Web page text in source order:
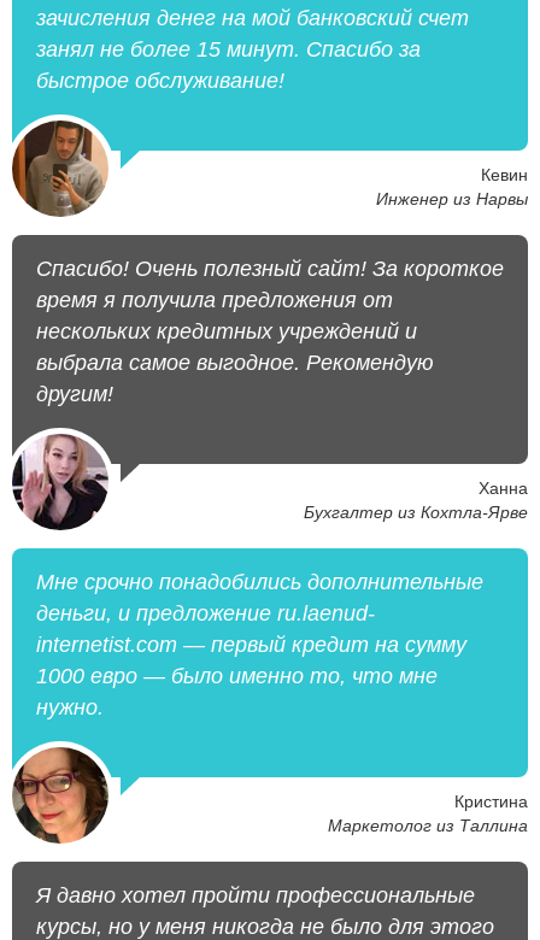
зачисления денег на мой банковский счет
занял не более 15 минут. Спасибо за
быстрое обслуживание!
Кевин
Инженер из Нарвы
Спасибо! Очень полезный сайт! За короткое
время я получила предложения от
нескольких кредитных учреждений и
выбрала самое выгодное. Рекомендую
другим!
Ханна
Бухгалтер из Кохтла-Ярве
Мне срочно понадобились дополнительные
деньги, и предложение ru.laenud-
internetist.com — первый кредит на сумму
1000 евро — было именно то, что мне
нужно.
Кристина
Маркетолог из Таллина
Я давно хотел пройти профессиональные
курсы, но у меня никогда не было для этого